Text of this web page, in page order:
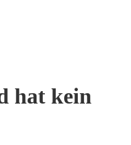
hat kein